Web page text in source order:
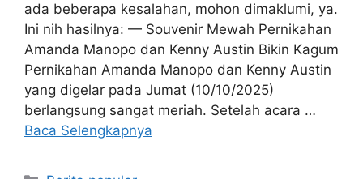
ada beberapa kesalahan, mohon dimaklumi, ya.
Ini nih hasilnya: — Souvenir Mewah Pernikahan
Amanda Manopo dan Kenny Austin Bikin Kagum
Pernikahan Amanda Manopo dan Kenny Austin
yang digelar pada Jumat (10/10/2025)
berlangsung sangat meriah. Setelah acara …
Baca Selengkapnya